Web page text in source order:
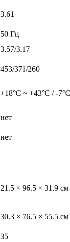
3.61
50 Гц
3.57/3.17
453/371/260
+18°С ~ +43°С / -
нет
нет
21.5 × 96.5 × 31.9 см
30.3 × 76.5 × 55.5 см
35